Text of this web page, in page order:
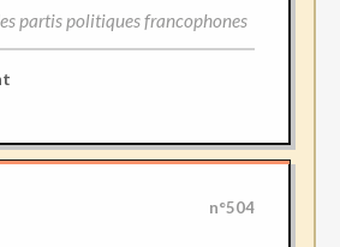
partis politiques francophones
n°504